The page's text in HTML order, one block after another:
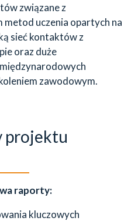
związane z
uczenia opartych na
sieć kontaktów z
oraz duże
zawodowym.
projektu
raporty:
kluczowych